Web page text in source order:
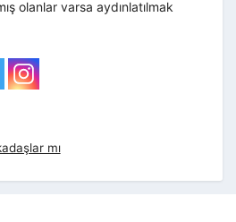
olanlar varsa aydınlatılmak
mı